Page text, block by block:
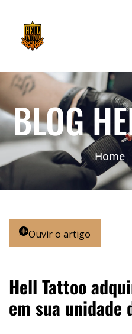
BLOG
Home
Ouvir o artigo
Hell Tattoo
em sua unidade